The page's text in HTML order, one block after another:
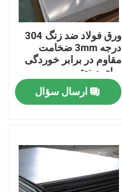
ورق فولاد ضد زنگ 304
درجه 3mm ضخامت
مقاوم در برابر خوردگی
برای صنعتی
ارسال سؤال